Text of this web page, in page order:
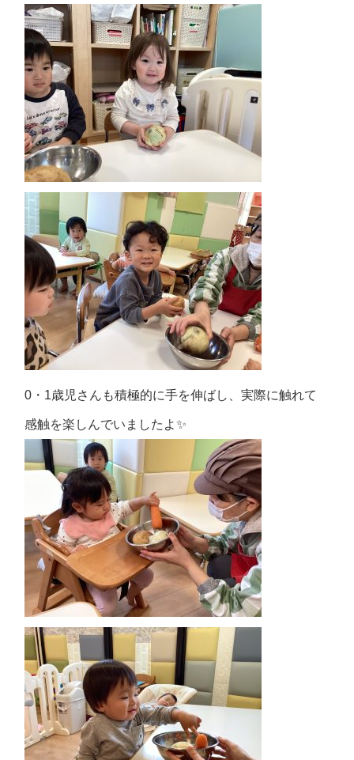
0・1歳児さんも積極的に手を伸ばし、実際に触れて
感触を楽しんでいましたよ✨